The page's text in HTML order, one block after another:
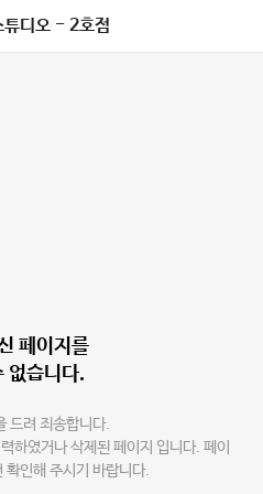
튜디오 - 2호점
페이지를
없습니다.
드려 죄송합니다.
하였거나 삭제된 페이지 입니다. 페이
확인해 주시기 바랍니다.